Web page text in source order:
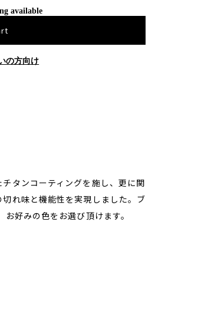
available
の方向け
タンコーティングを施し、更に関
れ味と機能性を実現しました。ブ
好みの色をお選び頂けます。